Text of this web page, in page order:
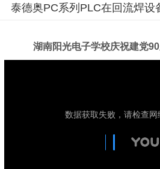
泰德奥PC系列PLC在回流焊
湖南阳光电子学校庆祝建党